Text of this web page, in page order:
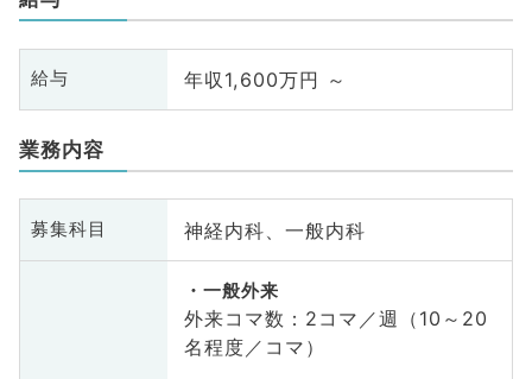
給与 年収1,600万円 ～
業務内容
募集科目 神経内科、一般内科
一般外来
外来コマ数：2コマ／週（10～20
名程度／コマ）